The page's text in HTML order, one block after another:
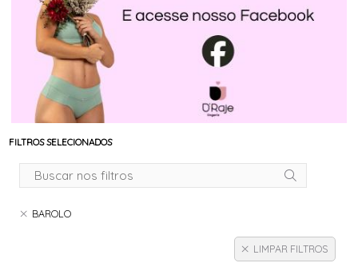
FILTROS SELECIONADOS
BAROLO
LIMPAR FILTROS